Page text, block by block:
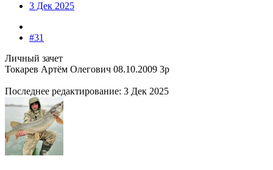
3 Дек 2025
#31
Личный зачет
Токарев Артём Олегович 08.10.2009 3р
Последнее редактирование: 3 Дек 2025